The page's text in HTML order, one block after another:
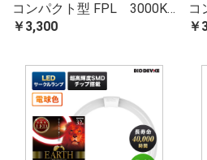
コンパクト型 FPL 3000K…
￥3,300
コ
￥